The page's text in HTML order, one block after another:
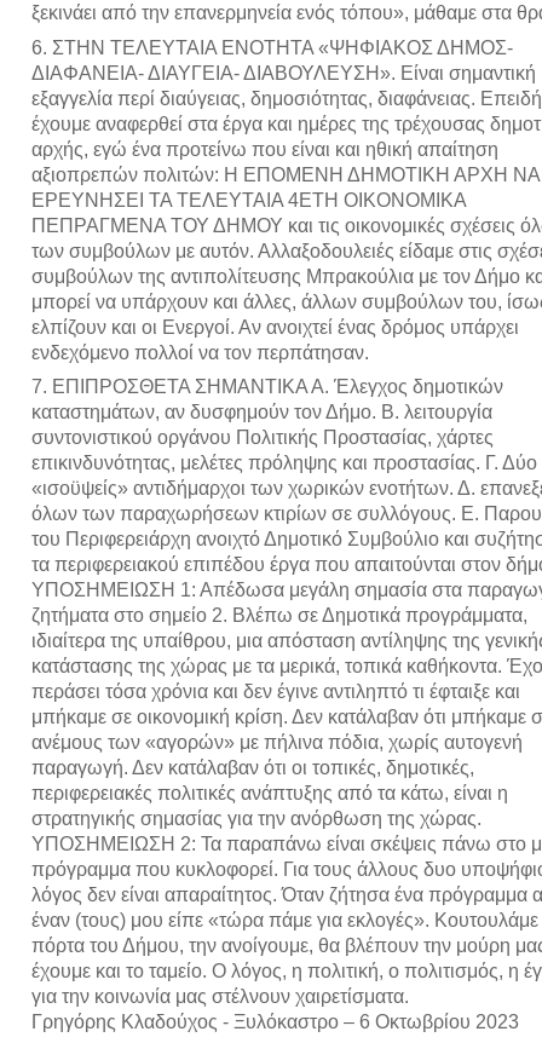
ξεκινάει από την επανερμηνεία ενός τόπου», μάθαμε στα
6. ΣΤΗΝ ΤΕΛΕΥΤΑΙΑ ΕΝΟΤΗΤΑ «ΨΗΦΙΑΚΟΣ ΔΗΜΟΣ-
ΔΙΑΦΑΝΕΙΑ- ΔΙΑΥΓΕΙΑ- ΔΙΑΒΟΥΛΕΥΣΗ». Είναι σημαντική
εξαγγελία περί διαύγειας, δημοσιότητας, διαφάνειας. Επειδή
έχουμε αναφερθεί στα έργα και ημέρες της τρέχουσας
αρχής, εγώ ένα προτείνω που είναι και ηθική απαίτηση
αξιοπρεπών πολιτών: Η ΕΠΟΜΕΝΗ ΔΗΜΟΤΙΚΗ ΑΡΧΗ ΝΑ
ΕΡΕΥΝΗΣΕΙ ΤΑ ΤΕΛΕΥΤΑΙΑ 4ΕΤΗ ΟΙΚΟΝΟΜΙΚΑ
ΠΕΠΡΑΓΜΕΝΑ ΤΟΥ ΔΗΜΟΥ και τις οικονομικές σχέσεις
των συμβούλων με αυτόν. Αλλαξοδουλειές είδαμε στις
συμβούλων της αντιπολίτευσης Μπρακούλια με τον Δήμο
μπορεί να υπάρχουν και άλλες, άλλων συμβούλων του,
ελπίζουν και οι Ενεργοί. Αν ανοιχτεί ένας δρόμος υπάρχει
ενδεχόμενο πολλοί να τον περπάτησαν.
7. ΕΠΙΠΡΟΣΘΕΤΑ ΣΗΜΑΝΤΙΚΑ Α. Έλεγχος δημοτικών
καταστημάτων, αν δυσφημούν τον Δήμο. Β. λειτουργία
συντονιστικού οργάνου Πολιτικής Προστασίας, χάρτες
επικινδυνότητας, μελέτες πρόληψης και προστασίας. Γ. Δύο
«ισοϋψείς» αντιδήμαρχοι των χωρικών ενοτήτων. Δ.
όλων των παραχωρήσεων κτιρίων σε συλλόγους. Ε.
του Περιφερειάρχη ανοιχτό Δημοτικό Συμβούλιο και
τα περιφερειακού επιπέδου έργα που απαιτούνται στον
ΥΠΟΣΗΜΕΙΩΣΗ 1: Απέδωσα μεγάλη σημασία στα
ζητήματα στο σημείο 2. Βλέπω σε Δημοτικά προγράμματα,
ιδιαίτερα της υπαίθρου, μια απόσταση αντίληψης της
κατάστασης της χώρας με τα μερικά, τοπικά καθήκοντα.
περάσει τόσα χρόνια και δεν έγινε αντιληπτό τι έφταιξε και
μπήκαμε σε οικονομική κρίση. Δεν κατάλαβαν ότι μπήκαμε
ανέμους των «αγορών» με πήλινα πόδια, χωρίς αυτογενή
παραγωγή. Δεν κατάλαβαν ότι οι τοπικές, δημοτικές,
περιφερειακές πολιτικές ανάπτυξης από τα κάτω, είναι η
στρατηγικής σημασίας για την ανόρθωση της χώρας.
ΥΠΟΣΗΜΕΙΩΣΗ 2: Τα παραπάνω είναι σκέψεις πάνω στο
πρόγραμμα που κυκλοφορεί. Για τους άλλους δυο
λόγος δεν είναι απαραίτητος. Όταν ζήτησα ένα πρόγραμμα
έναν (τους) μου είπε «τώρα πάμε για εκλογές». Κουτουλάμε
πόρτα του Δήμου, την ανοίγουμε, θα βλέπουν την μούρη
έχουμε και το ταμείο. Ο λόγος, η πολιτική, ο πολιτισμός, η
για την κοινωνία μας στέλνουν χαιρετίσματα.
Γρηγόρης Κλαδούχος - Ξυλόκαστρο – 6 Οκτωβρίου 2023